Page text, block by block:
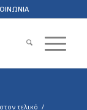
τελικό /